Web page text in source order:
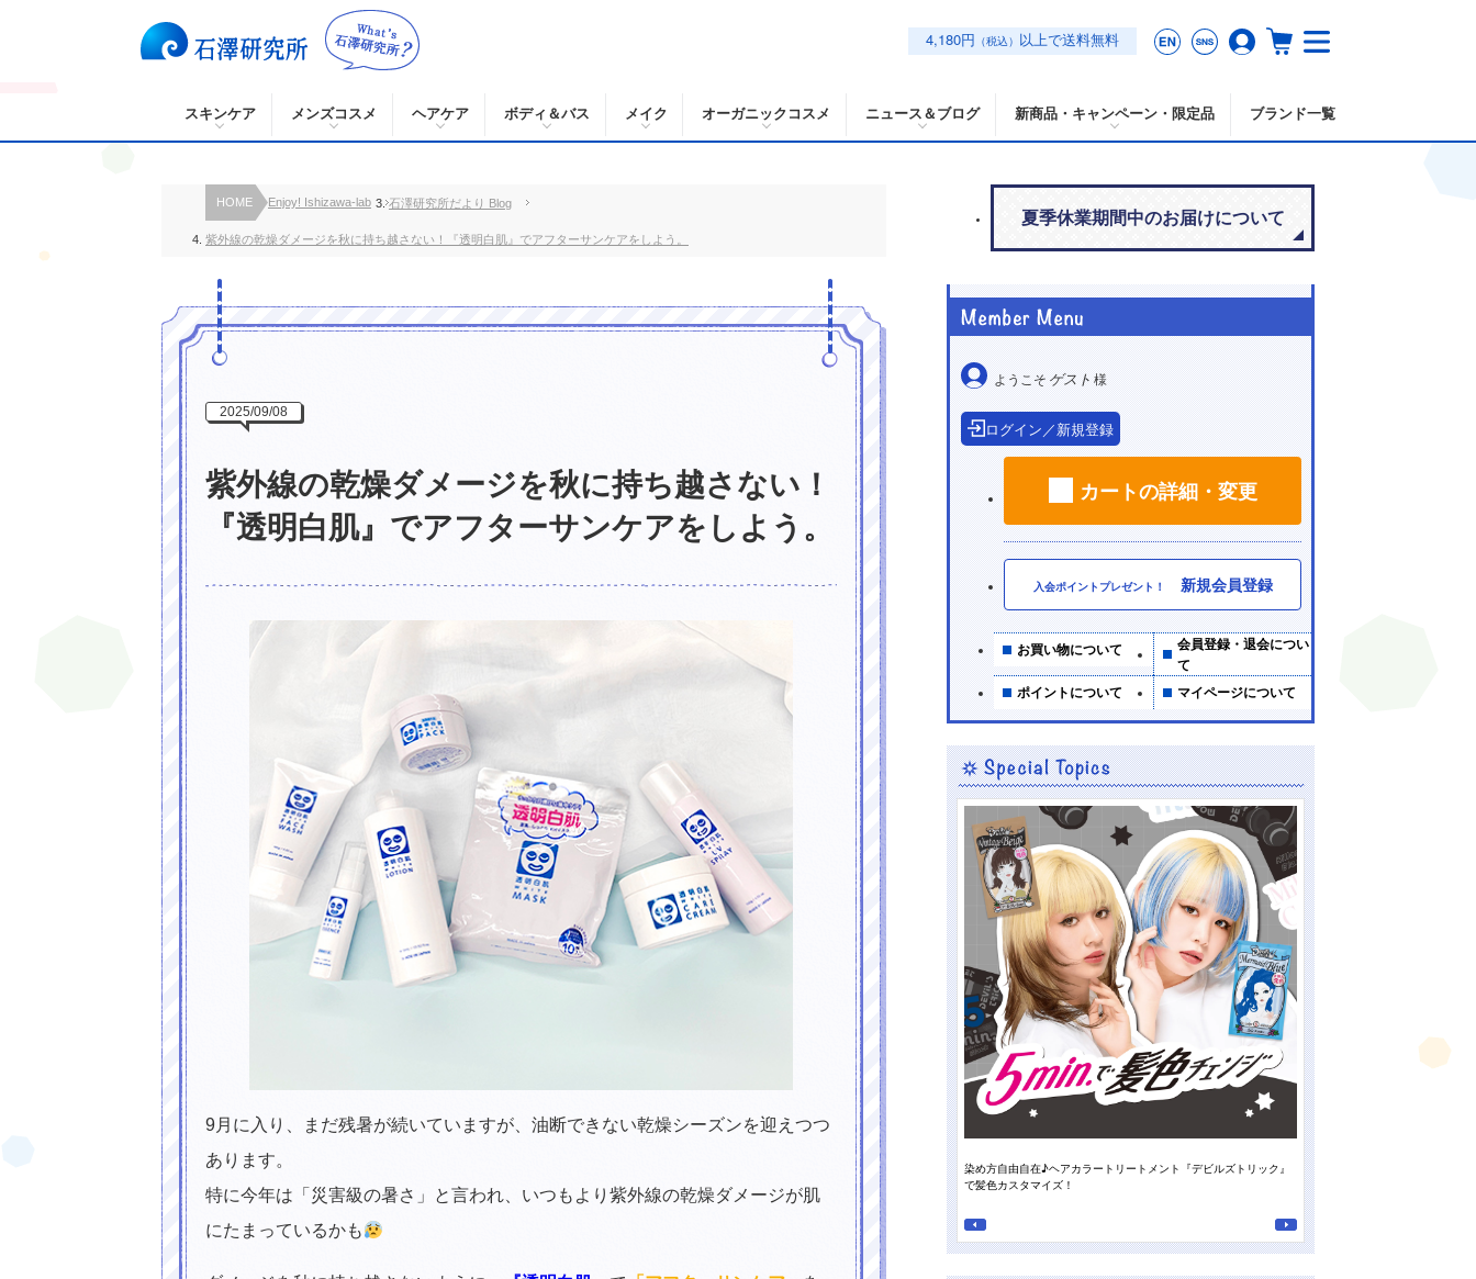
4,180円 （税込） 以上で送料無料
スキンケア メンズコスメ ヘアケア ボディ＆バス メイク オーガニックコスメ ニュース＆ブログ 新商品・キャンペーン・限定品 ブランド一覧
HOME Enjoy! Ishizawa-lab 石澤研究所だより Blog
紫外線の乾燥ダメージを秋に持ち越さない！『透明白肌』でアフターサンケアをしよう。
2025/09/08
紫外線の乾燥ダメージを秋に持ち越さない！
『透明白肌』でアフターサンケアをしよう。
9月に入り、まだ残暑が続いていますが、油断できない乾燥シーズンを迎えつつ
あります。
特に今年は「災害級の暑さ」と言われ、いつもより紫外線の乾燥ダメージが肌
にたまっているかも
夏季休業期間中のお届けについて
ようこそゲスト 様
ログイン／新規登録
カートの詳細・変更
入会ポイントプレゼント！ 新規会員登録
お買い物について
会員登録・退会につい
て
ポイントについて
マイページについて
オレンジパワーで夏の地肌すっきり、毛先までさらさらに！
染め方自由自在♪ヘアカラートリートメント『デビルズトリック』
で髪色カスタマイズ！
スタッフの“推しの香り”がついに
南高梅の重曹泡洗顔』♪